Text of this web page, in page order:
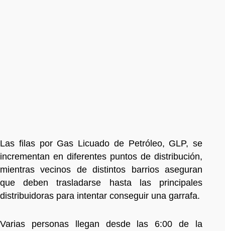
Las filas por Gas Licuado de Petróleo, GLP, se
incrementan en diferentes puntos de distribución,
mientras vecinos de distintos barrios aseguran
que deben trasladarse hasta las principales
distribuidoras para intentar conseguir una garrafa.
Varias personas llegan desde las 6:00 de la